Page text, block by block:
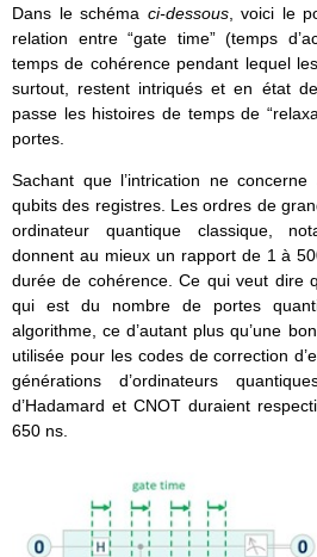
Dans le schéma ci-dessous, voici le
relation entre “gate time” (temps
temps de cohérence pendant lequel
surtout, restent intriqués et en état
passe les histoires de temps de
portes.
Sachant que l’intrication ne
qubits des registres. Les ordres de
ordinateur quantique classique,
donnent au mieux un rapport de 1 à
durée de cohérence. Ce qui veut dire
qui est du nombre de portes
algorithme, ce d’autant plus qu’une
utilisée pour les codes de correction
générations d’ordinateurs
d’Hadamard et CNOT duraient
650 ns.